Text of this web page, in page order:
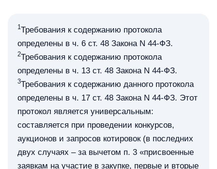
1Требования к содержанию протокола
определены в ч. 6 ст. 48 Закона N 44-ФЗ.
2Требования к содержанию протокола
определены в ч. 13 ст. 48 Закона N 44-ФЗ.
3Требования к содержанию данного протокола
определены в ч. 17 ст. 48 Закона N 44-ФЗ. Этот
протокол является универсальным:
составляется при проведении конкурсов,
аукционов и запросов котировок (в последних
двух случаях – за вычетом п. 3 «присвоенные
заявкам на участие в закупке, первые и вторые